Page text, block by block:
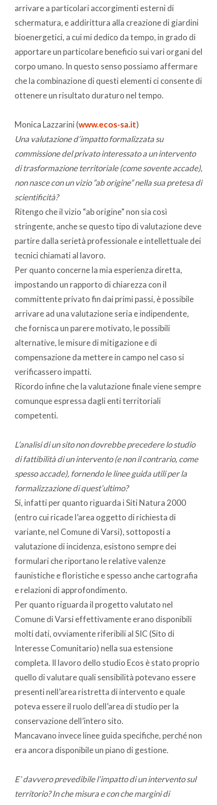
arrivare a particolari accorgimenti esterni di
schermatura, e addirittura alla creazione di giardini
bioenergetici, a cui mi dedico da tempo, in grado di
apportare un particolare beneficio sui vari organi del
corpo umano. In questo senso possiamo affermare
che la combinazione di questi elementi ci consente di
ottenere un risultato duraturo nel tempo.
Monica Lazzarini (www.ecos-sa.it)
Una valutazione d’impatto formalizzata su
commissione del privato interessato a un intervento
di trasformazione territoriale (come sovente accade),
non nasce con un vizio “ab origine” nella sua pretesa di
scientificità?
Ritengo che il vizio “ab origine” non sia così
stringente, anche se questo tipo di valutazione deve
partire dalla serietà professionale e intellettuale dei
tecnici chiamati al lavoro.
Per quanto concerne la mia esperienza diretta,
impostando un rapporto di chiarezza con il
committente privato fin dai primi passi, è possibile
arrivare ad una valutazione seria e indipendente,
che fornisca un parere motivato, le possibili
alternative, le misure di mitigazione e di
compensazione da mettere in campo nel caso si
verificassero impatti.
Ricordo infine che la valutazione finale viene sempre
comunque espressa dagli enti territoriali
competenti.
L’analisi di un sito non dovrebbe precedere lo studio
di fattibilità di un intervento (e non il contrario, come
spesso accade), fornendo le linee guida utili per la
formalizzazione di quest’ultimo?
Si, infatti per quanto riguarda i Siti Natura 2000
(entro cui ricade l’area oggetto di richiesta di
variante, nel Comune di Varsi), sottoposti a
valutazione di incidenza, esistono sempre dei
formulari che riportano le relative valenze
faunistiche e floristiche e spesso anche cartografia
e relazioni di approfondimento.
Per quanto riguarda il progetto valutato nel
Comune di Varsi effettivamente erano disponibili
molti dati, ovviamente riferibili al SIC (Sito di
Interesse Comunitario) nella sua estensione
completa. Il lavoro dello studio Ecos è stato proprio
quello di valutare quali sensibilità potevano essere
presenti nell’area ristretta di intervento e quale
poteva essere il ruolo dell’area di studio per la
conservazione dell’intero sito.
Mancavano invece linee guida specifiche, perché non
era ancora disponibile un piano di gestione.
E’ davvero prevedibile l’impatto di un intervento sul
territorio? In che misura e con che margini di